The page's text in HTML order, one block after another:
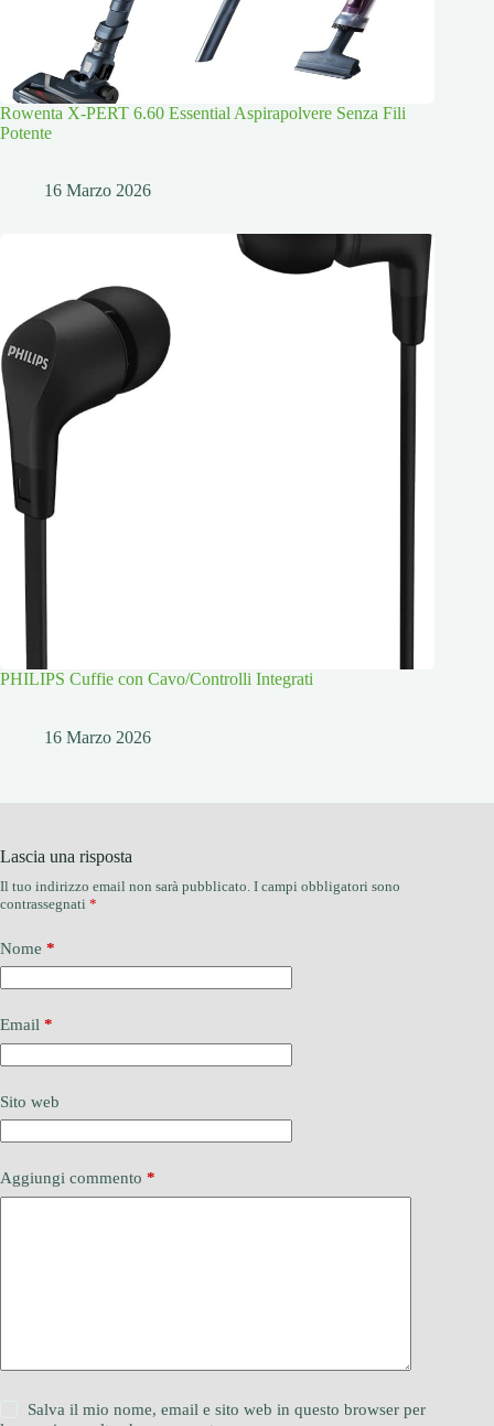
Rowenta X-PERT 6.60 Essential Aspirapolvere Senza Fili
Potente
16 Marzo 2026
PHILIPS Cuffie con Cavo/Controlli Integrati
16 Marzo 2026
Lascia una risposta
Il tuo indirizzo email non sarà pubblicato. I campi obbligatori sono
contrassegnati *
Nome *
Email *
Sito web
Aggiungi commento *
Salva il mio nome, email e sito web in questo browser per